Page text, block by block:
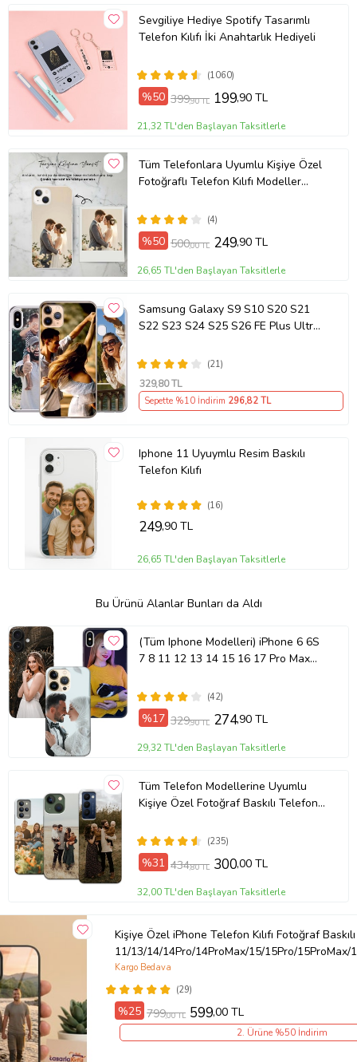
Sevgiliye Hediye Spotify Tasarımlı
Telefon Kılıfı İki Anahtarlık Hediyeli
(1060)
%50 399,90 TL 199,90 TL
21,32 TL'den Başlayan Taksitlerle
Tüm Telefonlara Uyumlu Kişiye Özel
Fotoğraflı Telefon Kılıfı Modeller
(4)
%50 500,00 TL 249,90 TL
26,65 TL'den Başlayan Taksitlerle
Samsung Galaxy S9 S10 S20 S21
S22 S23 S24 S25 S26 FE Plus Ultra
Silikon
(21)
329,80 TL
Sepette %10 İndirim 296,82 TL
Iphone 11 Uyuymlu Resim Baskılı
Telefon Kılıfı
(16)
249,90 TL
26,65 TL'den Başlayan Taksitlerle
Bu Ürünü Alanlar Bunları da Aldı
(Tüm Iphone Modelleri) iPhone 6 6S
7 8 11 12 13 14 15 16 17 Pro Max
Fotoğraflı Kılıf(42)
%17 329,90 TL 274,90 TL
29,32 TL'den Başlayan Taksitlerle
Tüm Telefon Modellerine Uyumlu
Kişiye Özel Fotoğraf Baskılı Telefon
(235)
%31 434,80 TL 300,00 TL
32,00 TL'den Başlayan Taksitlerle
Kişiye Özel iPhone Telefon Kılıfı Fotoğraf Baskılı
11/13/14/14Pro/14ProMax/15/15Pro/
(29)
Kargo Bedava
%25 799,00 TL 599,00 TL
2. Ürüne %50 İndirim